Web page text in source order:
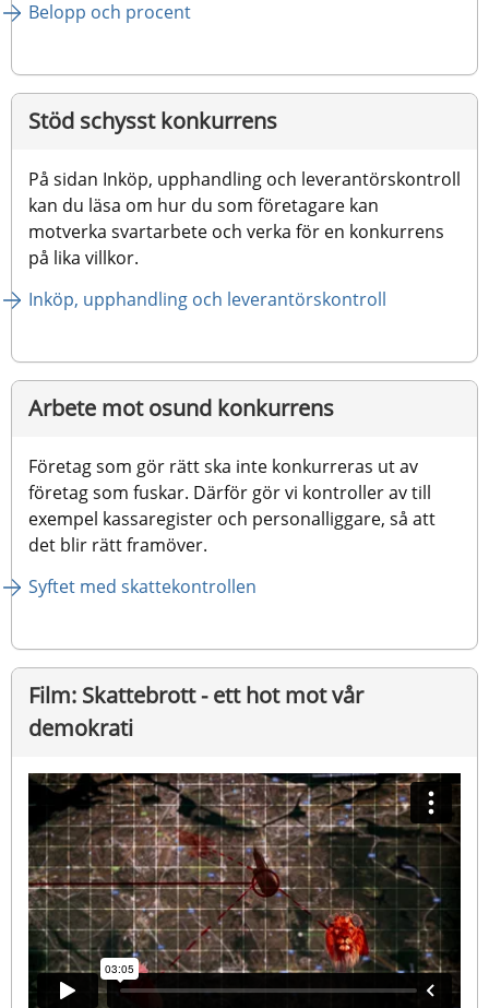
Belopp och procent
Stöd schysst konkurrens
På sidan Inköp, upphandling och leverantörskontroll
kan du läsa om hur du som företagare kan
motverka svartarbete och verka för en konkurrens
på lika villkor.
Inköp, upphandling och leverantörskontroll
Arbete mot osund konkurrens
Företag som gör rätt ska inte konkurreras ut av
företag som fuskar. Därför gör vi kontroller av till
exempel kassaregister och personalliggare, så att
det blir rätt framöver.
Syftet med skattekontrollen
Film: Skattebrott - ett hot mot vår
demokrati